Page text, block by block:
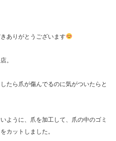
ありがとうございます
。
たら爪が傷んでるのに気がついたらと
ように、爪を加工して、爪の中のゴミ
カットしました。